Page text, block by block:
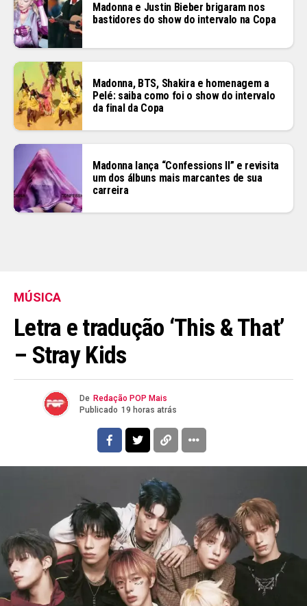
Madonna e Justin Bieber brigaram nos
bastidores do show do intervalo na Copa
Madonna, BTS, Shakira e homenagem a
Pelé: saiba como foi o show do intervalo
da final da Copa
Madonna lança “Confessions II” e revisita
um dos álbuns mais marcantes de sua
carreira
MÚSICA
Letra e tradução ‘This & That’
– Stray Kids
De Redação POP Mais
Publicado 19 horas atrás